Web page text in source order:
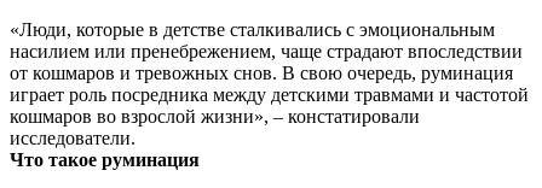
«Люди, которые в детстве сталкивались с эмоциональным
насилием или пренебрежением, чаще страдают впоследствии
от кошмаров и тревожных снов. В свою очередь, руминация
играет роль посредника между детскими травмами и частотой
кошмаров во взрослой жизни», – констатировали
исследователи.
Что такое руминация